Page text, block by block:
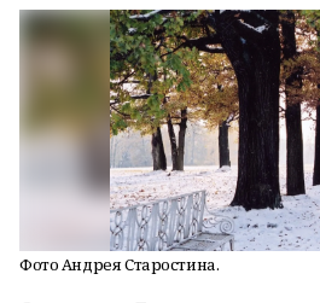
Фото Андрея Старостина.